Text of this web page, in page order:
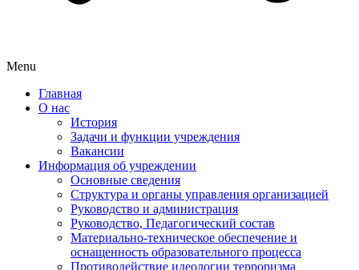
Menu
Главная
О нас
История
Задачи и функции учреждения
Вакансии
Информация об учреждении
Основные сведения
Структура и органы управления организацией
Руководство и администрация
Руководство, Педагогический состав
Материально-техническое обеспечение и
оснащенность образовательного процесса
Противодействие идеологии терроризма